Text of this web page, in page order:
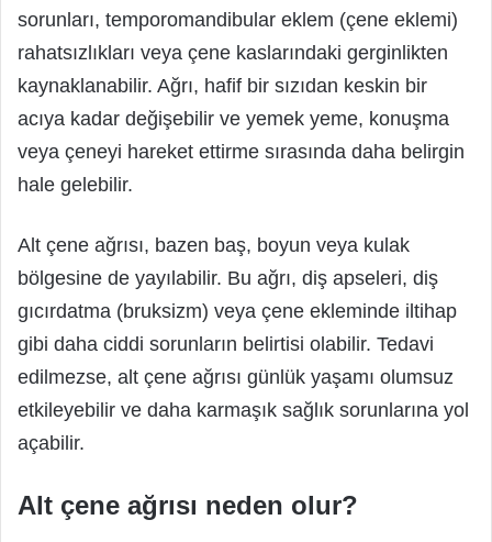
sorunları, temporomandibular eklem (çene eklemi)
rahatsızlıkları veya çene kaslarındaki gerginlikten
kaynaklanabilir. Ağrı, hafif bir sızıdan keskin bir
acıya kadar değişebilir ve yemek yeme, konuşma
veya çeneyi hareket ettirme sırasında daha belirgin
hale gelebilir.
Alt çene ağrısı, bazen baş, boyun veya kulak
bölgesine de yayılabilir. Bu ağrı, diş apseleri, diş
gıcırdatma (bruksizm) veya çene ekleminde iltihap
gibi daha ciddi sorunların belirtisi olabilir. Tedavi
edilmezse, alt çene ağrısı günlük yaşamı olumsuz
etkileyebilir ve daha karmaşık sağlık sorunlarına yol
açabilir.
Alt çene ağrısı neden olur?